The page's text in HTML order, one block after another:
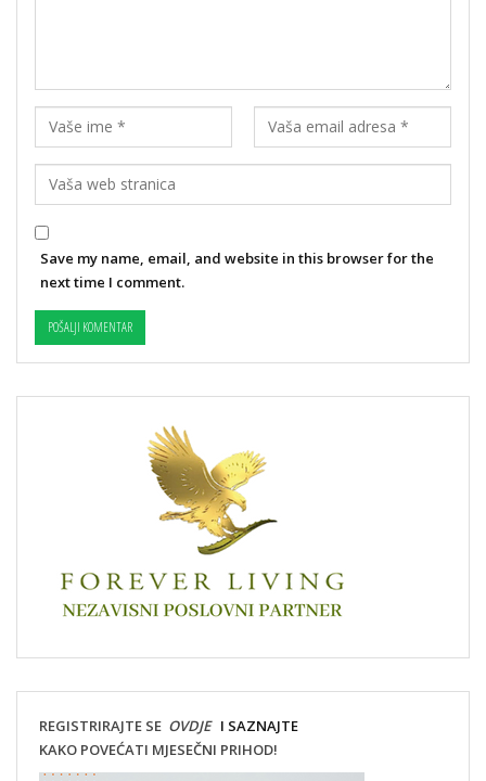
Save my name, email, and website in this browser for the
next time I comment.
REGISTRIRAJTE SE OVDJEI SAZNAJTE
KAKO POVEĆATI MJESEČNI PRIHOD!